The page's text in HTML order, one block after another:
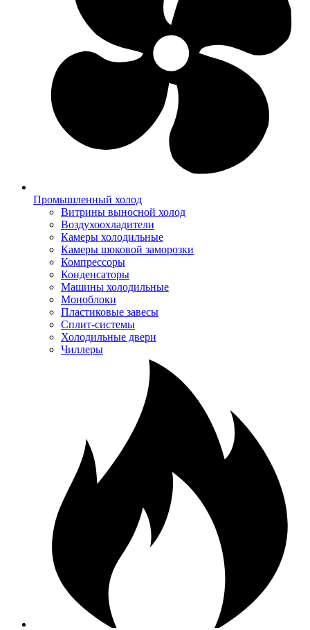
Промышленный холод
Витрины выносной холод
Воздухоохладители
Камеры холодильные
Камеры шоковой заморозки
Компрессоры
Конденсаторы
Машины холодильные
Моноблоки
Пластиковые завесы
Сплит-системы
Холодильные двери
Чиллеры